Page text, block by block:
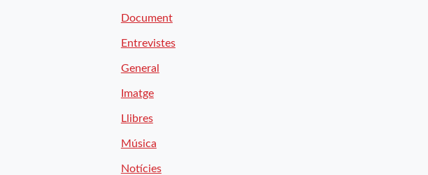
Document
Entrevistes
General
Imatge
Llibres
Música
Notícies